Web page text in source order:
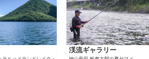
渓流ギャラリー